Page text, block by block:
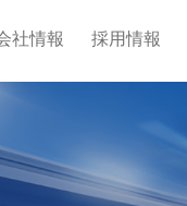
社情報 採用情報